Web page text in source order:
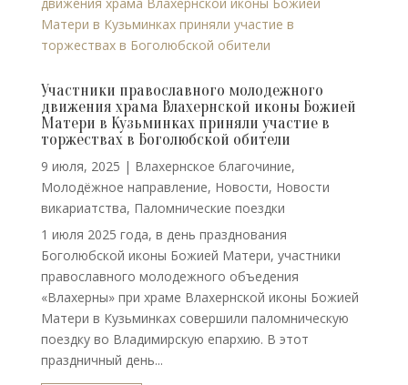
Участники православного молодежного
движения храма Влахернской иконы Божией
Матери в Кузьминках приняли участие в
торжествах в Боголюбской обители
9 июля, 2025 | Влахернское благочиние,
Молодёжное направление, Новости, Новости
викариатства, Паломнические поездки
1 июля 2025 года, в день празднования
Боголюбской иконы Божией Матери, участники
православного молодежного объедения
«Влахерны» при храме Влахернской иконы Божией
Матери в Кузьминках совершили паломническую
поездку во Владимирскую епархию. В этот
праздничный день...